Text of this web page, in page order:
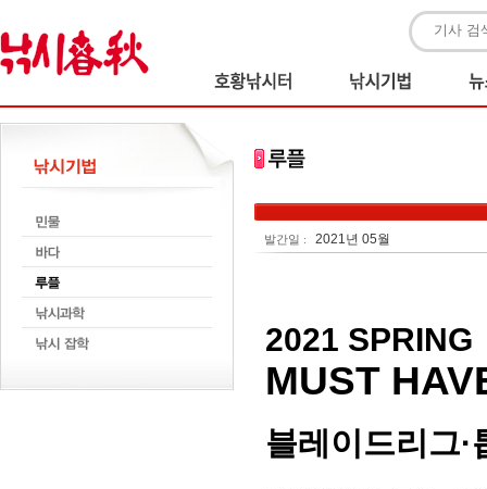
발간일 : 2021년 05월